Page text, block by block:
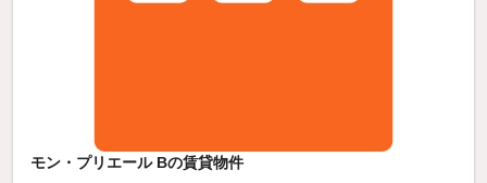
モン・プリエール Bの賃貸物件